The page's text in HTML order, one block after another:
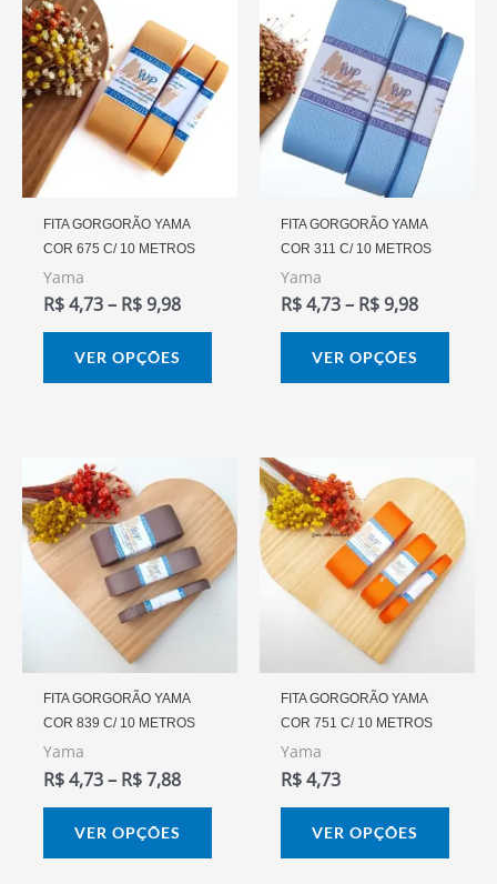
FITA GORGORÃO YAMA
COR 675 C/ 10 METROS
Yama
R$4,73– R$9,98
Preço:
R$ 4,73
Através
R$ 9,98
VER OPÇÕES
produto
tem
várias
variantes.
escolhidas
do
FITA GORGORÃO YAMA
COR 311 C/ 10 METROS
Yama
R$4,73– R$9,98
De
Preço:
R$ 4,73
Através
R$ 9,98
VER OPÇÕES
tem
do
FITA GORGORÃO YAMA
COR 839 C/ 10 METROS
Yama
R$4,73– R$7,88
De
Preço:
R$ 4,73
Através
R$ 7,88
VER OPÇÕES
produto
tem
várias
variantes.
escolhidas
do
FITA GORGORÃO YAMA
COR 751 C/ 10 METROS
Yama
R$4,73
VER OPÇÕES
tem
do